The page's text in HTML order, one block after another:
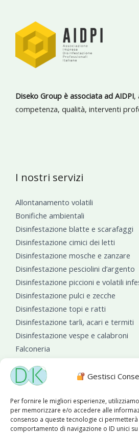
Gestisci
Per fornire le migliori esperienze,
per memorizzare e/o accedere alle
consenso a queste tecnologie ci
comportamento di navigazione o ID unici
Diseko Group è associata ad AIDPI,
competenza, qualità, interventi
I nostri servizi
Allontanamento volatili
Bonifiche ambientali
Disinfestazione blatte e scarafaggi
Disinfestazione cimici dei letti
Disinfestazione mosche e zanzare
Disinfestazione pesciolini d’argento
Disinfestazione piccioni e volatili
Disinfestazione pulci e zecche
Disinfestazione topi e ratti
Disinfestazione tarli, acari e termiti
Disinfestazione vespe e calabroni
Falconeria